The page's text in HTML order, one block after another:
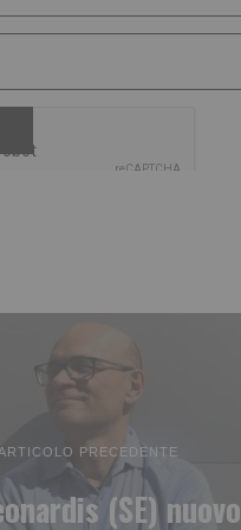
ARTICOLO PRECEDENTE
(SE) nuovo